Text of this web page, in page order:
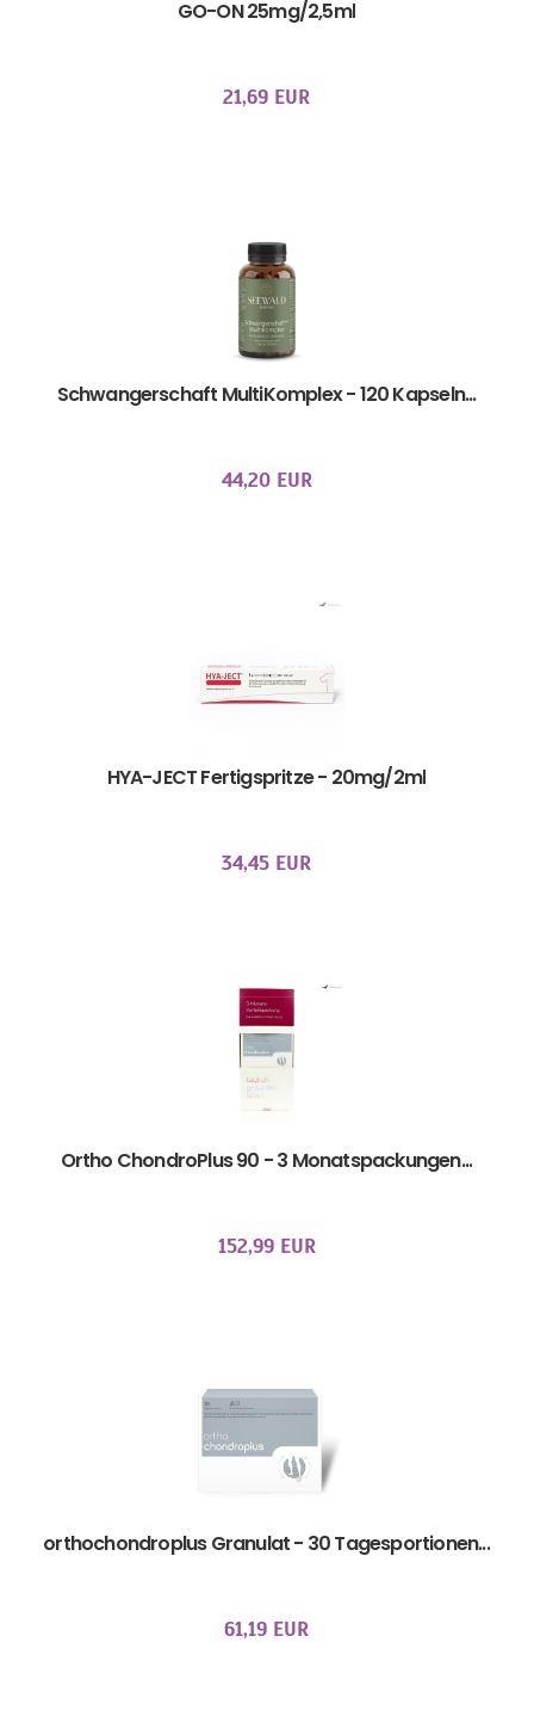
GO-ON 25mg/2,5ml
21,69 EUR
Schwangerschaft MultiKomplex - 120 Kapseln...
44,20 EUR
HYA-JECT Fertigspritze - 20mg/2ml
34,45 EUR
Ortho ChondroPlus 90 - 3 Monatspackungen...
152,99 EUR
orthochondroplus Granulat - 30 Tagesportionen...
61,19 EUR